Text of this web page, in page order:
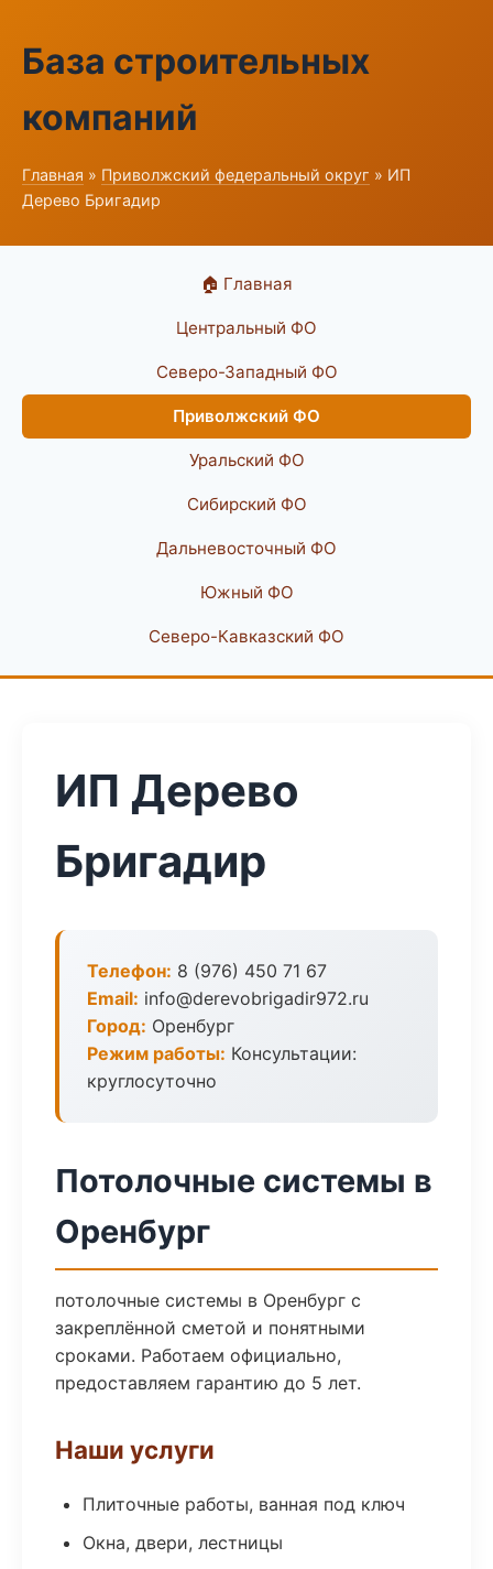
База строительных
компаний
Главная » Приволжский федеральный округ » ИП
Дерево Бригадир
🏠 Главная
Центральный ФО
Северо-Западный ФО
Приволжский ФО
Уральский ФО
Сибирский ФО
Дальневосточный ФО
Южный ФО
Северо-Кавказский ФО
ИП Дерево
Бригадир
Телефон: 8 (976) 450 71 67
Email: info@derevobrigadir972.ru
Город: Оренбург
Режим работы: Консультации:
круглосуточно
Потолочные системы в
Оренбург
потолочные системы в Оренбург с
закреплённой сметой и понятными
сроками. Работаем официально,
предоставляем гарантию до 5 лет.
Наши услуги
Плиточные работы, ванная под ключ
Окна, двери, лестницы